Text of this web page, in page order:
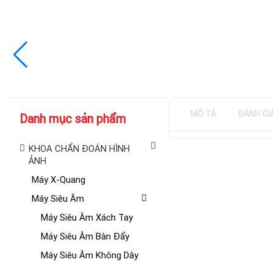
Danh mục sản phẩm
KHOA CHẨN ĐOÁN HÌNH
ẢNH
Máy X-Quang
Máy Siêu Âm
Máy Siêu Âm Xách Tay
Máy Siêu Âm Bàn Đẩy
Máy Siêu Âm Không Dây
MÔ TẢ ĐÁNH